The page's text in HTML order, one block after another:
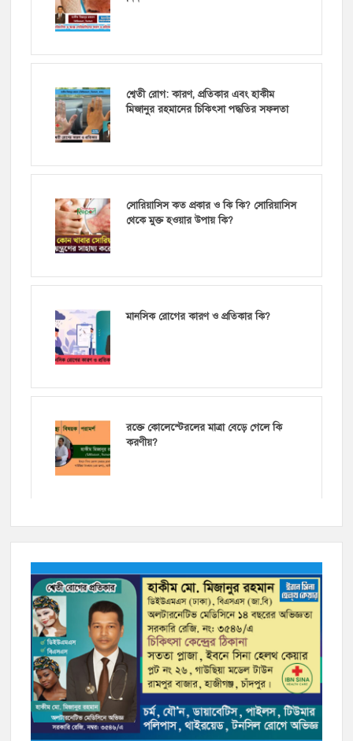
শ্বেতী রোগ: কারণ, প্রতিকার এবং হাকীম
মিজানুর রহমানের চিকিৎসা পদ্ধতির সফলতা
সোরিয়াসিস কত প্রকার ও কি কি? সোরিয়াসিস
থেকে মুক্ত হওয়ার উপায় কি?
মানসিক রোগের কারণ ও প্রতিকার কি?
রক্তে কোলেস্টেরলের মাত্রা বেড়ে গেলে কি
করণীয়?